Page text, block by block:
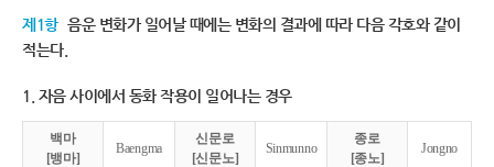
제1항 음운 변화가 일어날 때에는 변화의 결과에 따라 다음 각호와 같이
적는다.
1. 자음 사이에서 동화 작용이 일어나는 경우
백마
[뱅마]
Baengma
신문로
[신문노]
Sinmunno
종로
[종노]
Jongno